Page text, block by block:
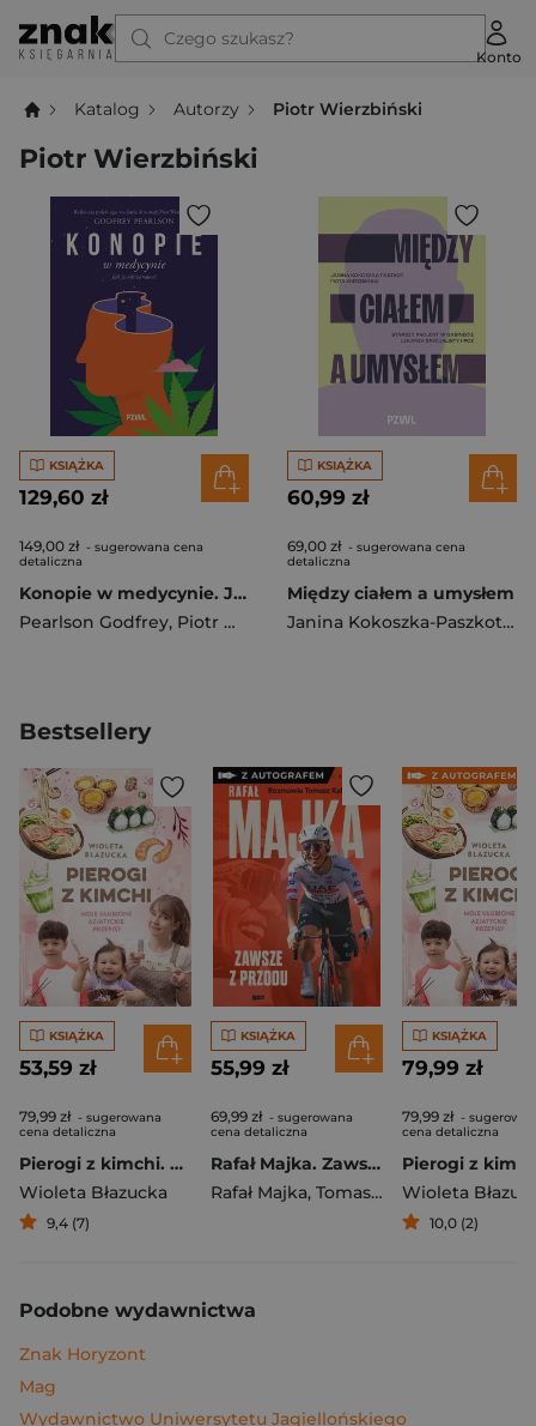
Czego szukasz?
Konto
Katalog Autorzy Piotr Wierzbiński
Piotr Wierzbiński
KSIĄŻKA
129,60 zł
149,00 zł - sugerowana cena
detaliczna
Konopie w medycynie. Jak je odczarować
Pearlson Godfrey, Piotr Wierzbiński
KSIĄŻKA
60,99 zł
69,00 zł - sugerowana cena
detaliczna
Między ciałem a umysłem
Janina Kokoszka-Paszkot
,
Bestsellery
KSIĄŻKA
53,59 zł
79,99 zł - sugerowana
cena detaliczna
Pierogi z kimchi. Moje ulubione azjatyckie przepisy
Wioleta Błazucka
9,4 (7)
KSIĄŻKA
55,99 zł
69,99 zł - sugerowana
cena detaliczna
Rafał Majka. Zawsze z przodu. Rozmawia Tomasz Kalemba - książka z autografem
Rafał Majka, Tomasz Kalemba
KSIĄŻKA
79,99 zł
79,99 zł -
cena detaliczna
Wioleta
10,0 (2)
Podobne wydawnictwa
Znak Horyzont
Mag
Wydawnictwo Uniwersytetu Jagiellońskiego